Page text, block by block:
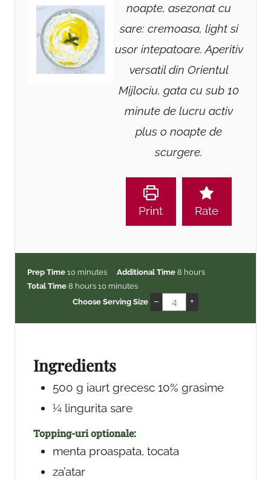
noapte, asezonat cu
sare: cremoasa, light si
usor intepatoare. Aperitiv
versatil din Orientul
Mijlociu, gata cu sub 10
minute de lucru activ
plus o noapte de
scurgere.
Print Rate
Prep Time 10m
i
n
minutes Additional Time 8h
r
hours
Total Time 8 h
o
hours 10m
i
s
minutes
Choose Serving Size
– +
Ingredients
500 g iaurt grecesc 10% grasime
¼ lingurita sare
Topping-uri optionale:
menta proaspata, tocata
za’atar